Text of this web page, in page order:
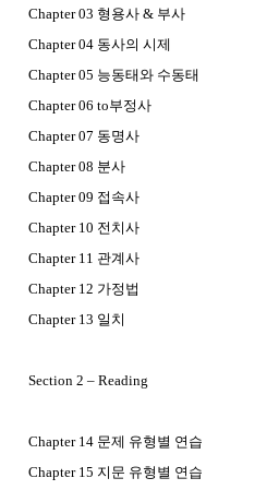
Chapter 03 형용사 & 부사
Chapter 04 동사의 시제
Chapter 05 능동태와 수동태
Chapter 06 to부정사
Chapter 07 동명사
Chapter 08 분사
Chapter 09 접속사
Chapter 10 전치사
Chapter 11 관계사
Chapter 12 가정법
Chapter 13 일치
Section 2 – Reading
Chapter 14 문제 유형별 연습
Chapter 15 지문 유형별 연습